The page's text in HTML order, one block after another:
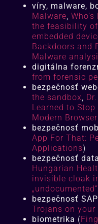
víry, malware,
Malware ,
the feasibility
embedded
Backdoors and
Malware
digitálna
from forensic
bezpečnosť
the sandbox
Learned to
Modern
bezpečnosť
App For That:
Applications)
bezpečnosť
Hungarian
invisible cloak
bezpečnosť
Trojans on your
biometrika (